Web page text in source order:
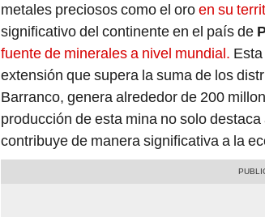
metales preciosos como el oroen su
significativo del continente en el país de
fuente de minerales a nivel mundial. Esta
extensión que supera la suma de los
Barranco, genera alrededor de 200
producción de esta mina no solo
contribuye de manera significativa a la